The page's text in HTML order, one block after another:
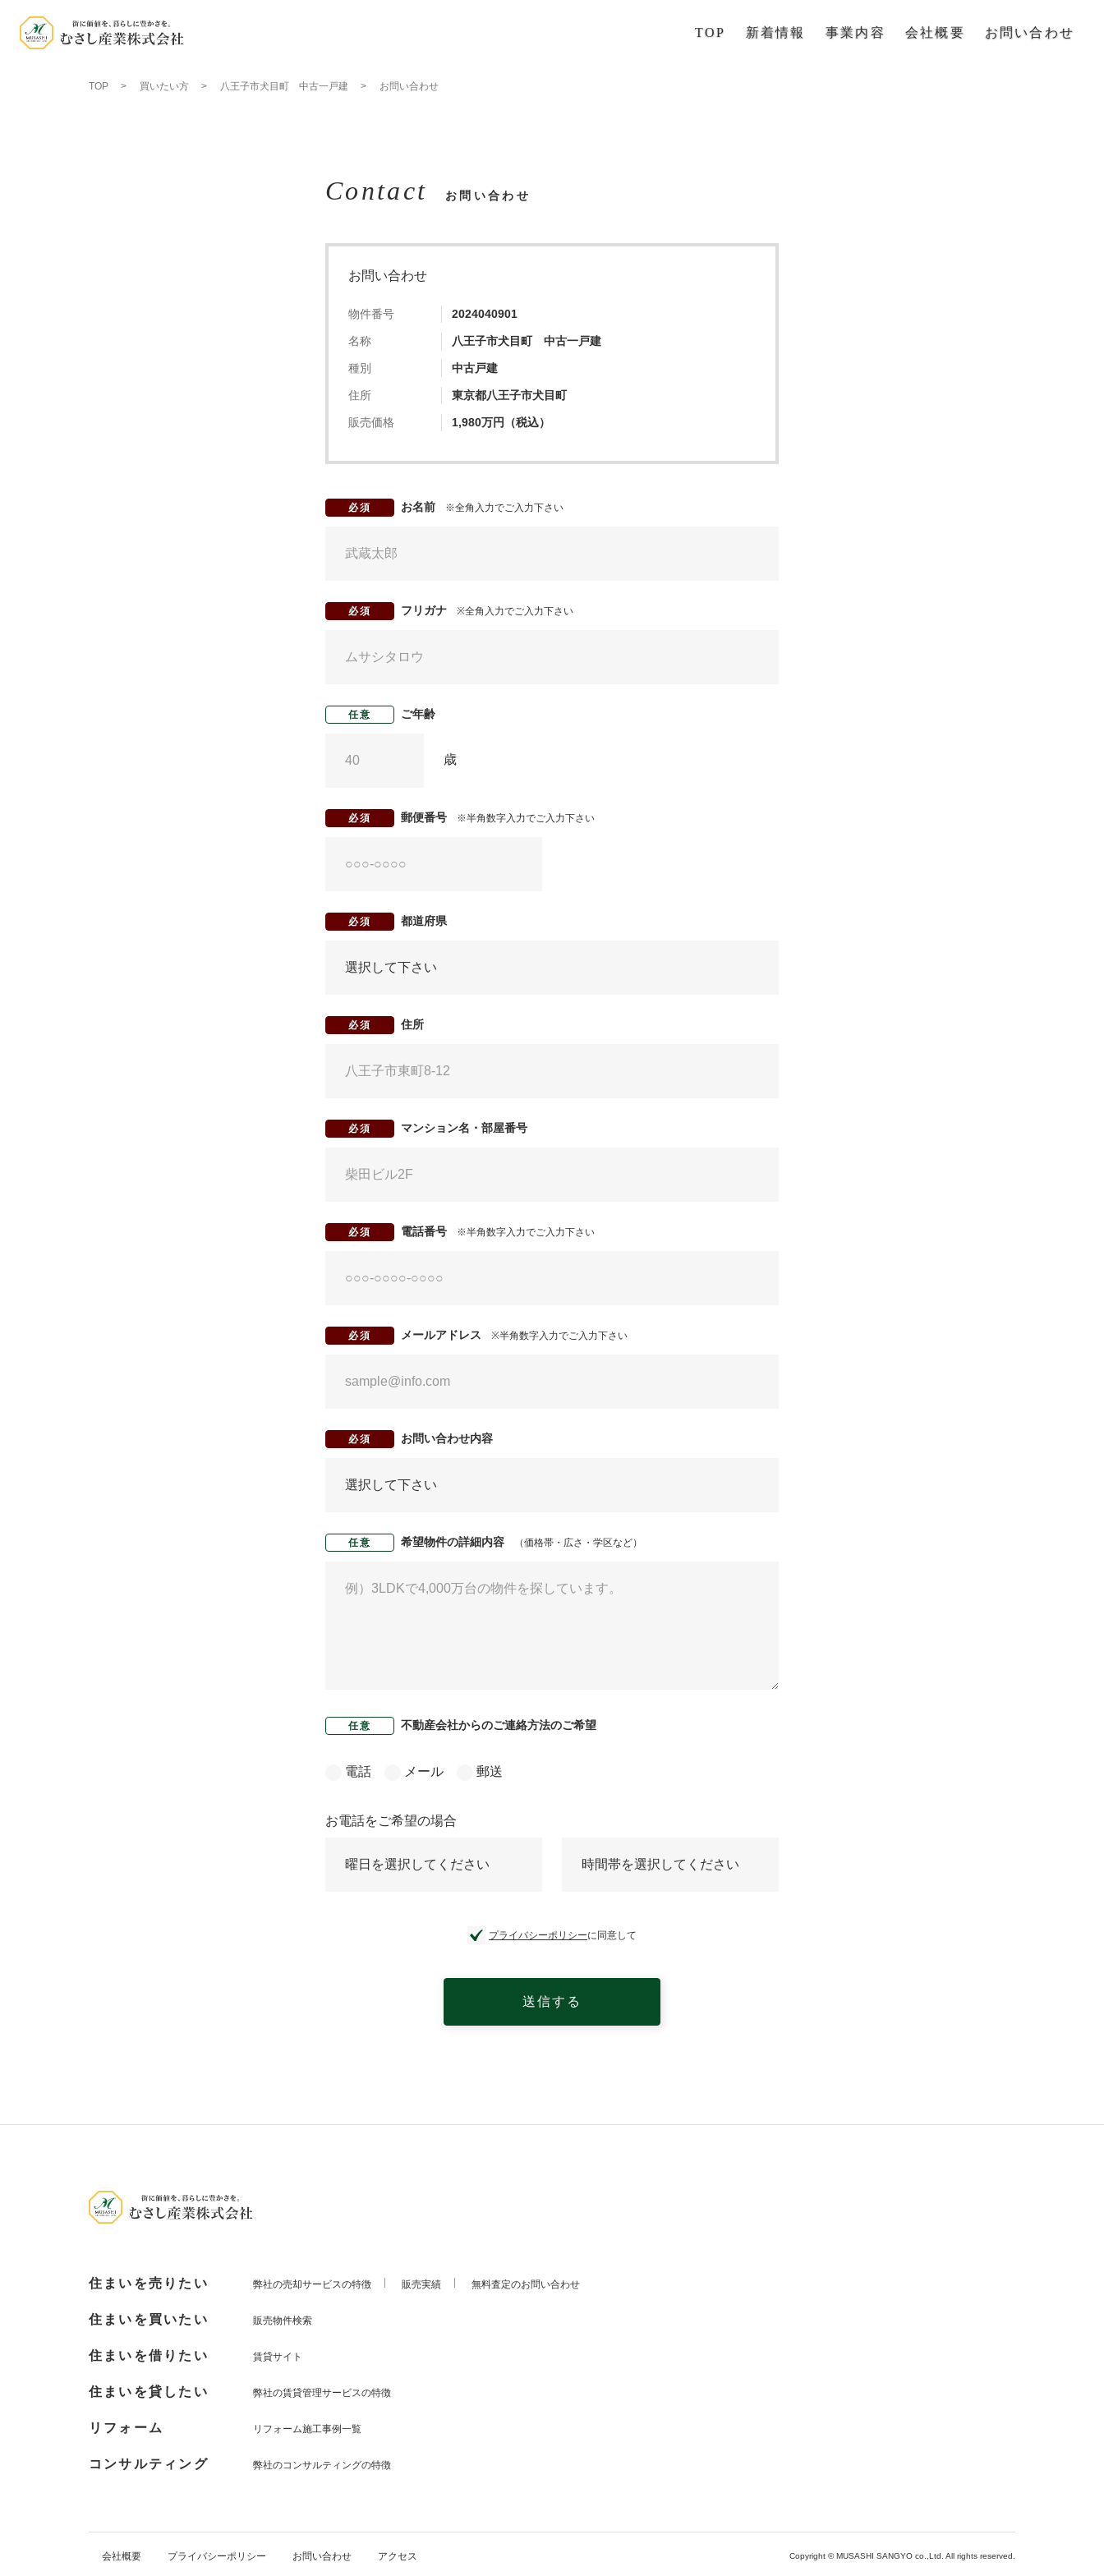
TOP 新着情報 事業内容 会社概要 お問い合わせ
TOP 買いたい方 八王子市犬目町 中古一戸建 お問い合わせ
Contact お問い合わせ
お問い合わせ
物件番号 2024040901
名称 八王子市犬目町 中古一戸建
種別 中古戸建
住所 東京都八王子市犬目町
販売価格 1,980万円（税込）
必須 お名前 ※全角入力でご入力下さい
必須 フリガナ ※全角入力でご入力下さい
任意 ご年齢
歳
必須 郵便番号 ※半角数字入力でご入力下さい
必須 都道府県
必須 住所
必須 マンション名・部屋番号
必須 電話番号 ※半角数字入力でご入力下さい
必須 メールアドレス ※半角数字入力でご入力下さい
必須 お問い合わせ内容
任意 希望物件の詳細内容 （価格帯・広さ・学区など）
任意 不動産会社からのご連絡方法のご希望
電話 メール 郵送
お電話をご希望の場合
プライバシーポリシーに同意して
送信する
住まいを売りたい 弊社の売却サービスの特徴 販売実績 無料査定のお問い合わせ
住まいを買いたい 販売物件検索
住まいを借りたい 賃貸サイト
住まいを貸したい 弊社の賃貸管理サービスの特徴
リフォーム リフォーム施工事例一覧
コンサルティング 弊社のコンサルティングの特徴
会社概要 プライバシーポリシー お問い合わせ アクセス Copyright © MUSASHI SANGYO co.,Ltd. All rights reserved.